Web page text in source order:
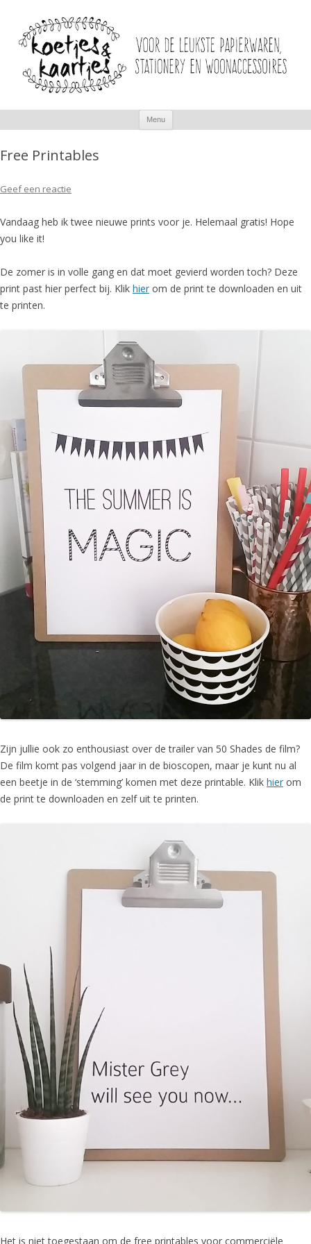
Menu
inhoud
Free Printables
Geef een reactie
Vandaag heb ik twee nieuwe prints voor je. Helemaal gratis! Hope
you like it!
De zomer is in volle gang en dat moet gevierd worden toch? Deze
print past hier perfect bij. Klik hier om de print te downloaden en uit
te printen.
Zijn jullie ook zo enthousiast over de trailer van 50 Shades de film?
De film komt pas volgend jaar in de bioscopen, maar je kunt nu al
een beetje in de ‘stemming’ komen met deze printable. Klik hier om
de print te downloaden en zelf uit te printen.
Het is niet toegestaan om de free printables voor commerciële